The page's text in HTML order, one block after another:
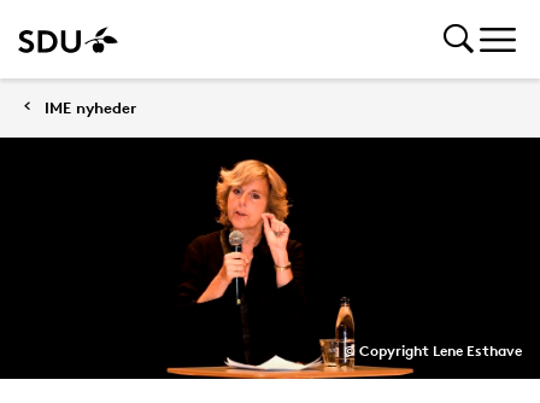
IME nyheder
© Copyright Lene Esthave